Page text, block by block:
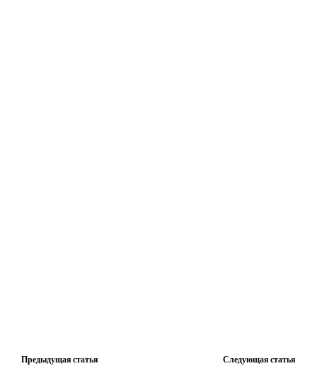
Предыдущая статья Следующая статья